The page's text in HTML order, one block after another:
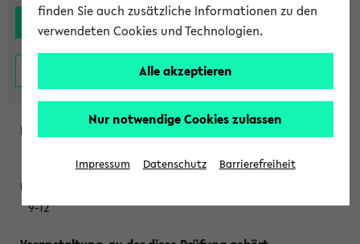
9-12
finden Sie auch zusätzliche Informationen zu den
verwendeten Cookies und Technologien.
Alle akzeptieren
Nur notwendige Cookies zulassen
Impressum Datenschutz Barrierefreiheit